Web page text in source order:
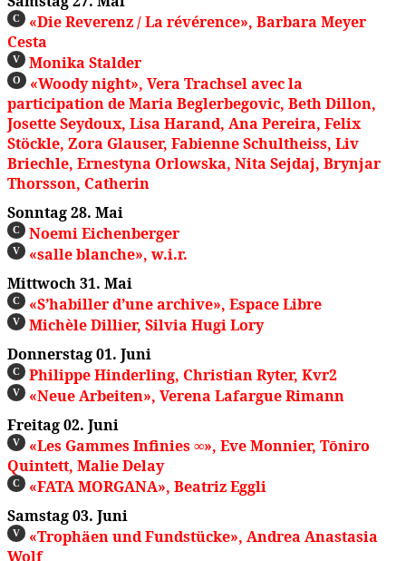
C
«Die Reverenz / La révérence», Barbara Meyer
Cesta
V Monika Stalder
O
«Woody night», Vera Trachsel avec la
participation de Maria Beglerbegovic, Beth Dillon,
Josette Seydoux, Lisa Harand, Ana Pereira, Felix
Stöckle, Zora Glauser, Fabienne Schultheiss, Liv
Briechle, Ernestyna Orlowska, Nita Sejdaj, Brynjar
Thorsson, Catherin
Sonntag 28. Mai
C Noemi Eichenberger
V
«salle blanche», w.i.r.
Mittwoch 31. Mai
C «S’habiller d’une archive», Espace Libre
V
Michèle Dillier, Silvia Hugi Lory
Donnerstag 01. Juni
C Philippe Hinderling, Christian Ryter, Kvr2
V
«Neue Arbeiten», Verena Lafargue Rimann
Freitag 02. Juni
V
«Les Gammes Infinies ∞», Eve Monnier, Tōniro
Quintett, Malie Delay
C
«FATA MORGANA», Beatriz Eggli
Samstag 03. Juni
V
«Trophäen und Fundstücke», Andrea Anastasia
Wolf